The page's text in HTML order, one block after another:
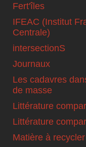
Fert'îles
IFEAC (Institut
Centrale)
intersectionS
Journaux
Les cadavres
de masse
Littérature
Littérature
Matière à recycler